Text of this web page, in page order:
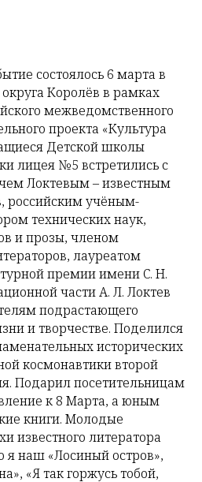
состоялось 6 марта в
Королёв в рамках
межведомственного
проекта «Культура
Детской школы
лицея №5 встретились с
Локтевым – известным
российским учёным-
технических наук,
и прозы, членом
лауреатом
премии имени С. Н.
части А. Л. Локтев
подрастающего
и творчестве. Поделился
исторических
космонавтики второй
Подарил посетительницам
к 8 Марта, а юным
книги. Молодые
известного литератора
наш «Лосиный остров»,
«Я так горжусь тобой,